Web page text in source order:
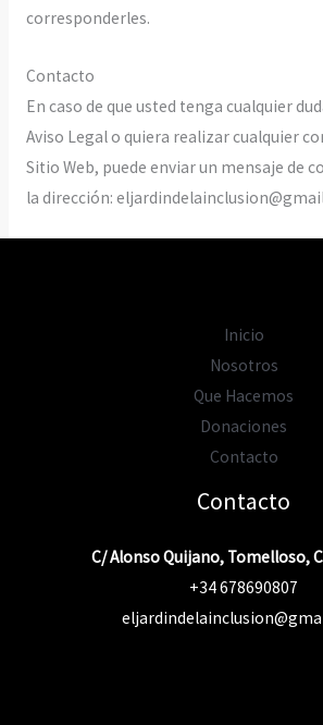
corresponderles.
Contacto
En caso de que usted tenga cualquier
Aviso Legal o quiera realizar cualquier
Sitio Web, puede enviar un mensaje de
la dirección:
Inicio
Nosotros
Que Hacemos
Donaciones
Contacto
Contacto
C/ Alonso Quijano, Tomelloso,
+34 678690807